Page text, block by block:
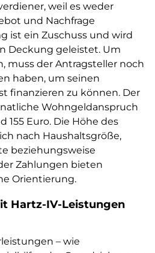
weil es weder
und Nachfrage
ist ein Zuschuss und wird
Deckung geleistet. Um
muss der Antragsteller noch
haben, um seinen
finanzieren zu können. Der
Wohngeldanspruch
155 Euro. Die Höhe des
nach Haushaltsgröße,
beziehungsweise
Zahlungen bieten
Orientierung.
Hartz-IV-Leistungen
– wie